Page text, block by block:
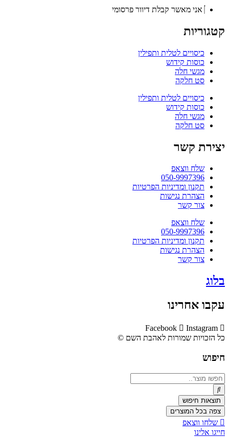
אני מאשר קבלת דיוור פרסומי
קטגוריות
כיסויים לטלית ותפילין
כוסות קידוש
מגשי חלה
סט חלקה
כיסויים לטלית ותפילין
כוסות קידוש
מגשי חלה
סט חלקה
יצירת קשר
שלח ווצאפ
050-9997396
תקנון ומדיניות הפרטיות
הצהרת נגישות
צור קשר
שלח ווצאפ
050-9997396
תקנון ומדיניות הפרטיות
הצהרת נגישות
צור קשר
בלוג
עקבו אחרינו
Facebook
Instagram
כל הזכויות שמורות לאהבת השם ©​
חיפוש
Search
...
תוצאות חיפוש
צפה בכל המוצרים
שלחו ווצאפ
חייגו אלינו